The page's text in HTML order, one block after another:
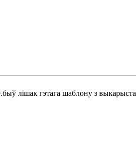
лішак гэтага шаблону з